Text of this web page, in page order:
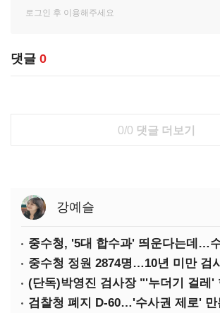
댓글 0
0/0 댓글 더보기
강예슬
검찰청 폐지 D-60…'수사권 제로' 만